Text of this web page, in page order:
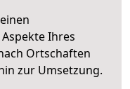
Ihres
Ortschaften
zur Umsetzung.